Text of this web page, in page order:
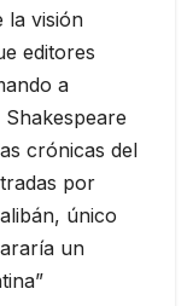
la visión
editores
a
crónicas del
por
único
un